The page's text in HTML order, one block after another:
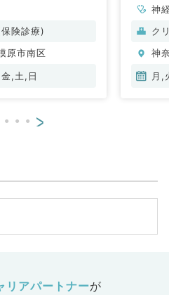
険診療)
原市南区
,土,日
非常勤
神
成
器
吸
ク
神
月,
>
リアパートナーが